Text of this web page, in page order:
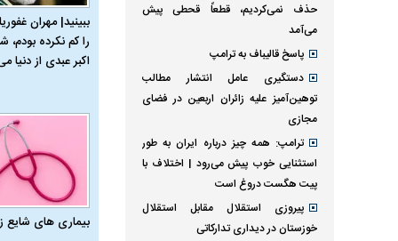
ببینید| مهران
را کم نکرده بودم،
اکبر عبدی از دنیا
بیماری‌ های شایع
حذف نمی‌کردیم، قطعاً قحطی پیش
می‌آمد
پاسخ قالیباف به ترامپ
دستگیری عامل انتشار مطالب
توهین‌آمیز علیه زائران اربعین در فضای
مجازی
ترامپ: همه چیز درباره ایران به طور
استثنایی خوب پیش می‌رود | اختلاف با
پیت هگست دروغ است
پیروزی استقلال مقابل استقلال
خوزستان در دیداری تدارکاتی